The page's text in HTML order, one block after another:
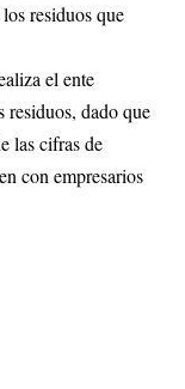
residuos que
el ente
residuos, dado que
las cifras de
con empresarios